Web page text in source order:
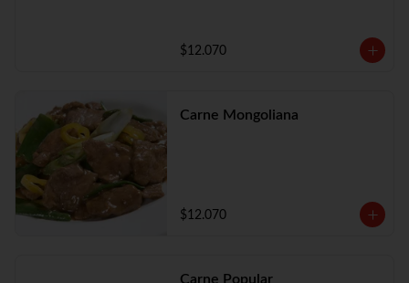
$12.070
Carne Mongoliana
$12.070
Carne Popular